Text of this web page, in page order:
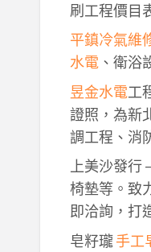
刷工程價目
平鎮冷氣維
水電、衛浴
昱金水電工
證照，為新
調工程、消
上美沙發行
椅墊等。致
即洽詢，打
皂籽瓏手工